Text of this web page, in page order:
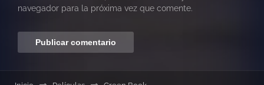
navegador para la próxima vez que comente.